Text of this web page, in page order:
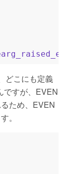
どこにも定義
ですが、EVEN
ため、EVEN
。